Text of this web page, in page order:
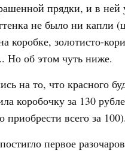
прядки, и в ней
не было ни капли
коробке, золотисто-
Но об этом чуть ниже.
на то, что красного
коробочку за 130
всего за 100).
первое